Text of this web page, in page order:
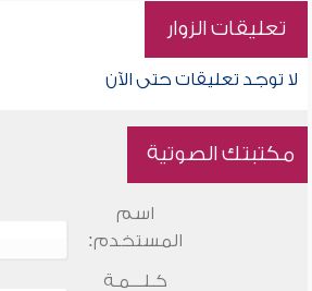
تعليقات الزوار
لا توجد تعليقات حتى الآن
مكتبتك الصوتية
اسم
المستخدم:
كـلـــمـة